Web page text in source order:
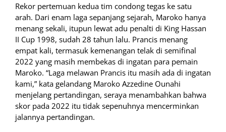
Rekor pertemuan kedua tim condong tegas ke satu
arah. Dari enam laga sepanjang sejarah, Maroko hanya
menang sekali, itupun lewat adu penalti di King Hassan
II Cup 1998, sudah 28 tahun lalu. Prancis menang
empat kali, termasuk kemenangan telak di semifinal
2022 yang masih membekas di ingatan para pemain
Maroko. “Laga melawan Prancis itu masih ada di ingatan
kami,” kata gelandang Maroko Azzedine Ounahi
menjelang pertandingan, seraya menambahkan bahwa
skor pada 2022 itu tidak sepenuhnya mencerminkan
jalannya pertandingan.